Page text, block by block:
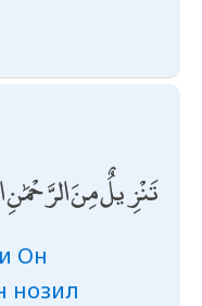
تَنْزِيلٌ مِنَ الرَّحْمَٰنِ
Он
нозил